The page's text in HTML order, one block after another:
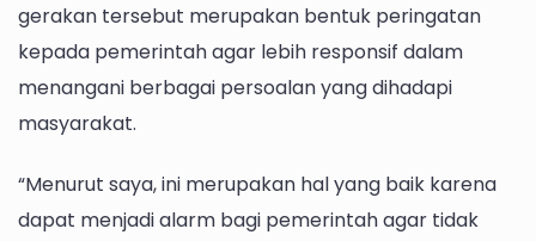
gerakan tersebut merupakan bentuk peringatan
kepada pemerintah agar lebih responsif dalam
menangani berbagai persoalan yang dihadapi
masyarakat.
“Menurut saya, ini merupakan hal yang baik karena
dapat menjadi alarm bagi pemerintah agar tidak